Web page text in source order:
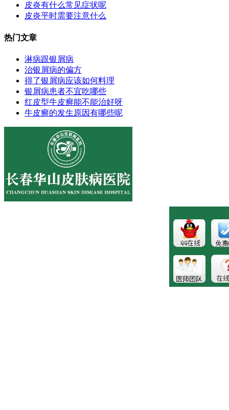
皮炎有什么常见症状呢
皮炎平时需要注意什么
热门文章
淋病跟银屑病
治银屑病的偏方
得了银屑病应该如何料理
银屑病患者不宜吃哪些
红皮型牛皮癣能不能治好呀
牛皮癣的发生原因有哪些呢